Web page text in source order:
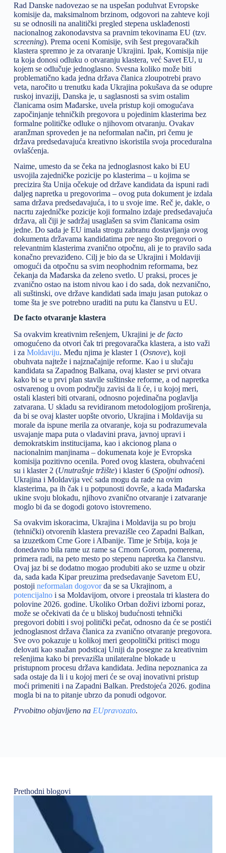
Rad Danske nadovezao se na uspešan poduhvat Evropske
komisije da, maksimalnom brzinom, odgovori na zahteve koji
su se odnosili na analitički pregled stepena usklađenosti
nacionalnog zakonodavstva sa pravnim tekovinama EU (tzv.
screening). Prema oceni Komisije, svih šest pregovaračkih
klastera spremno je za otvaranje Ukrajini. Ipak, Komisija nije
ta koja donosi odluku o otvaranju klastera, već Savet EU, u
kojem se odlučuje jednoglasno. Svesna koliko može biti
problematično kada jedna država članica zloupotrebi pravo
veta, naročito u trenutku kada Ukrajina pokušava da se odupre
ruskoj invaziji, Danska je, u saglasnosti sa svim ostalim
članicama osim Mađarske, uvela pristup koji omogućava
započinjanje tehničkih pregovora u pojedinim klasterima bez
formalne političke odluke o njihovom otvaranju. Ovakav
aranžman sproveden je na neformalan način, pri čemu je
država predsedavajuća kreativno iskoristila svoja proceduralna
ovlašćenja.
Naime, umesto da se čeka na jednoglasnost kako bi EU
usvojila zajedničke pozicije po klasterima – u kojima se
precizira šta Unija očekuje od države kandidata da ispuni radi
daljeg napretka u pregovorima – ovog puta dokument je izdala
sama država predsedavajuća, i to u svoje ime. Reč je, dakle, o
nacrtu zajedničke pozicije koji formalno izdaje predsedavajuća
država, ali čiji je sadržaj usaglašen sa svim članicama osim
jedne. Do sada je EU imala strogu zabranu dostavljanja ovog
dokumenta državama kandidatima pre nego što pregovori o
relevantnim klasterima zvanično otpočnu, ali je to pravilo sada
konačno prevaziđeno. Cilj je bio da se Ukrajini i Moldaviji
omogući da otpočnu sa svim neophodnim reformama, bez
čekanja da Mađarska da zeleno svetlo. U praksi, proces je
zvanično ostao na istom nivou kao i do sada, dok nezvanično,
ali suštinski, ove države kandidati sada imaju jasan putokaz o
tome šta je sve potrebno uraditi na putu ka članstvu u EU.
De facto otvaranje klastera
Sa ovakvim kreativnim rešenjem, Ukrajini je de facto
omogućeno da otvori čak tri pregovaračka klastera, a isto važi
i za Moldaviju. Među njima je klaster 1 (Osnove), koji
obuhvata najteže i najznačajnije reforme. Kao i u slučaju
kandidata sa Zapadnog Balkana, ovaj klaster se prvi otvara
kako bi se u prvi plan stavile suštinske reforme, a od napretka
ostvarenog u ovom području zavisi da li će, i u kojoj meri,
ostali klasteri biti otvarani, odnosno pojedinačna poglavlja
zatvarana. U skladu sa revidiranom metodologijom proširenja,
da bi se ovaj klaster uopšte otvorio, Ukrajina i Moldavija su
morale da ispune merila za otvaranje, koja su podrazumevala
usvajanje mapa puta o vladavini prava, javnoj upravi i
demokratskim institucijama, kao i akcionog plana o
nacionalnim manjinama – dokumenata koje je Evropska
komisija pozitivno ocenila. Pored ovog klastera, obuhvaćeni
su i klaster 2 (Unutrašnje tržište) i klaster 6 (Spoljni odnosi).
Ukrajina i Moldavija već sada mogu da rade na ovim
klasterima, pa ih čak i u potpunosti dovrše, a kada Mađarska
ukine svoju blokadu, njihovo zvanično otvaranje i zatvaranje
moglo bi da se dogodi gotovo istovremeno.
Sa ovakvim iskoracima, Ukrajina i Moldavija su po broju
(tehnički) otvorenih klastera prevazišle ceo Zapadni Balkan,
sa izuzetkom Crne Gore i Albanije. Time je Srbija, koja je
donedavno bila rame uz rame sa Crnom Gorom, pomerena,
primera radi, na peto mesto po stepenu napretka ka članstvu.
Ovaj jaz bi se dodatno mogao produbiti ako se uzme u obzir
da, sada kada Kipar preuzima predsedavanje Savetom EU,
postoji neformalan dogovorda se sa Ukrajinom, a
potencijalnoi sa Moldavijom, otvore i preostala tri klastera do
polovine 2026. godine. Ukoliko Orban doživi izborni poraz,
može se očekivati da će u bliskoj budućnosti tehnički
pregovori dobiti i svoj politički pečat, odnosno da će se postići
jednoglasnost država članica za zvanično otvaranje pregovora.
Sve ovo pokazuje u kolikoj meri geopolitički pritisci mogu
delovati kao snažan podsticaj Uniji da posegne za kreativnim
rešenjima kako bi prevazišla unilateralne blokade u
pristupnom procesu država kandidata. Jedina nepoznanica za
sada ostaje da li i u kojoj meri će se ovaj inovativni pristup
moći primeniti i na Zapadni Balkan. Predstojeća 2026. godina
mogla bi na to pitanje ubrzo da ponudi odgovor.
Prvobitno objavljeno na EUpravozato.
Prethodni blogovi